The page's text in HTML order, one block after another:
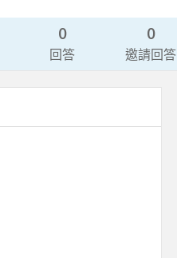
0
回答
0
邀請回答